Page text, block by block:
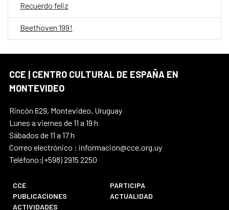
Recuerdo feliz
Beethoven 199!
CCE | CENTRO CULTURAL DE ESPAÑA EN
MONTEVIDEO
Rincón 629, Montevideo, Uruguay
Lunes a viernes de 11 a 19 h
Sábados de 11 a 17 h
Correo electrónico : informacion@cce.org.uy
Teléfono:(+598) 2915 2250
CCE
PARTICIPA
PUBLICACIONES
ACTUALIDAD
ACTIVIDADES